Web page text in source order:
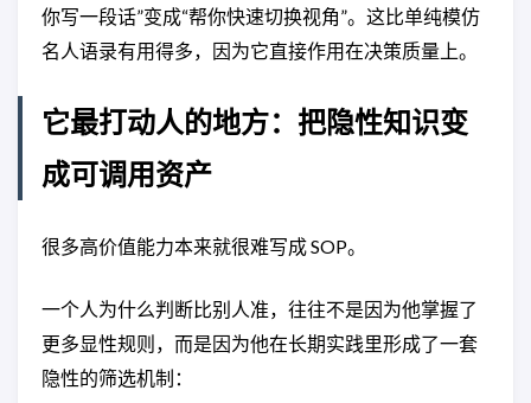
你写一段话”变成“帮你快速切换视角”。这比单纯模仿
名人语录有用得多，因为它直接作用在决策质量上。
它最打动人的地方：把隐性知识变
成可调用资产
很多高价值能力本来就很难写成 SOP。
一个人为什么判断比别人准，往往不是因为他掌握了
更多显性规则，而是因为他在长期实践里形成了一套
隐性的筛选机制：